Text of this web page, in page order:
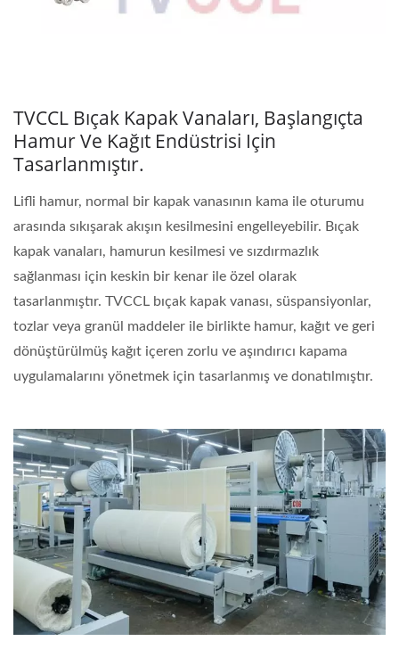
TVCCL Bıçak Kapak Vanaları, Başlangıçta
Hamur Ve Kağıt Endüstrisi Için
Tasarlanmıştır.
Lifli hamur, normal bir kapak vanasının kama ile oturumu
arasında sıkışarak akışın kesilmesini engelleyebilir. Bıçak
kapak vanaları, hamurun kesilmesi ve sızdırmazlık
sağlanması için keskin bir kenar ile özel olarak
tasarlanmıştır. TVCCL bıçak kapak vanası, süspansiyonlar,
tozlar veya granül maddeler ile birlikte hamur, kağıt ve geri
dönüştürülmüş kağıt içeren zorlu ve aşındırıcı kapama
uygulamalarını yönetmek için tasarlanmış ve donatılmıştır.